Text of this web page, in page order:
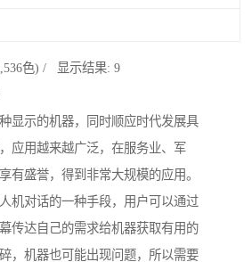
色) / 显示结果: 9
显示的机器，同时顺应时代发展具
应用越来越广泛，在服务业、军
有盛誉，得到非常大规模的应用。
机对话的一种手段，用户可以通过
传达自己的需求给机器获取有用的
，机器也可能出现问题，所以需要